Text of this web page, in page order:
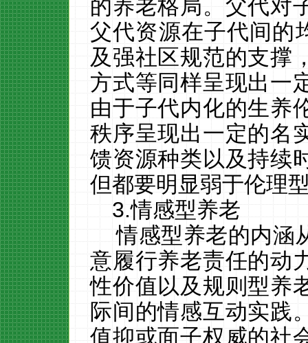
的养老格局。父代对
父代资源在子代间的
及强社区规范的支撑
方式等同样呈现出一
由于子代内化的生养
秩序呈现出一定的名
馈资源种类以及持续
但都要明显弱于伦理
3.情感型养老
情感型养老的内涵
意履行养老责任的动
性价值以及规则型养
际间的情感互动实践
值抑或面子权威的社